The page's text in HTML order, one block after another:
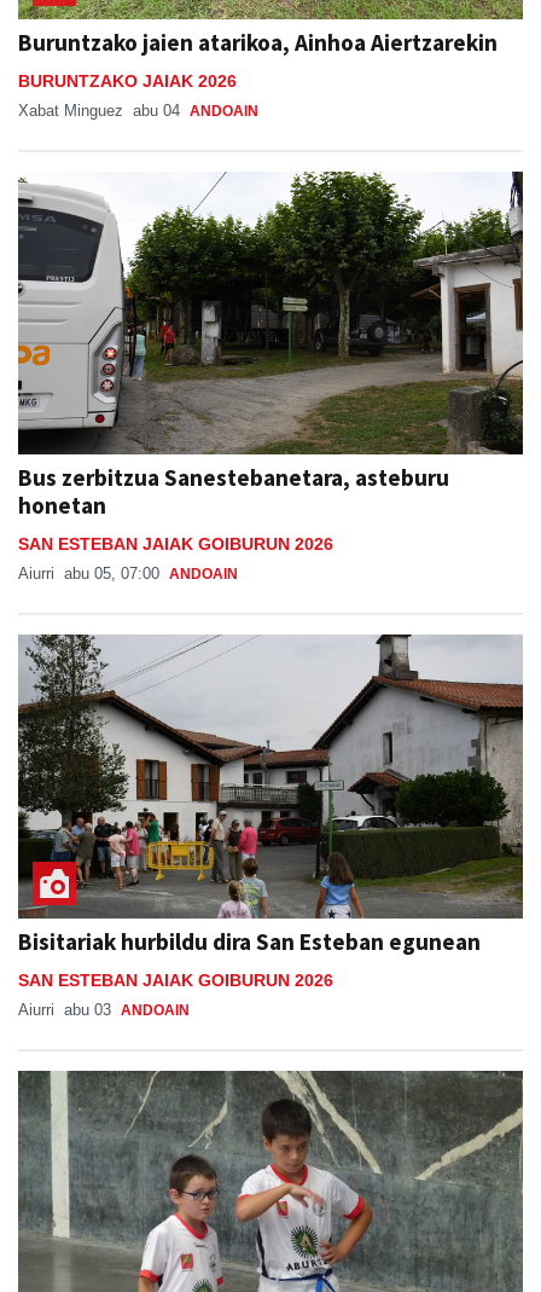
Buruntzako jaien atarikoa, Ainhoa Aiertzarekin
BURUNTZAKO JAIAK 2026
Xabat Minguez abu 04 ANDOAIN
Bus zerbitzua Sanestebanetara, asteburu
honetan
SAN ESTEBAN JAIAK GOIBURUN 2026
Aiurri abu 05, 07:00 ANDOAIN
Bisitariak hurbildu dira San Esteban egunean
SAN ESTEBAN JAIAK GOIBURUN 2026
Aiurri abu 03 ANDOAIN